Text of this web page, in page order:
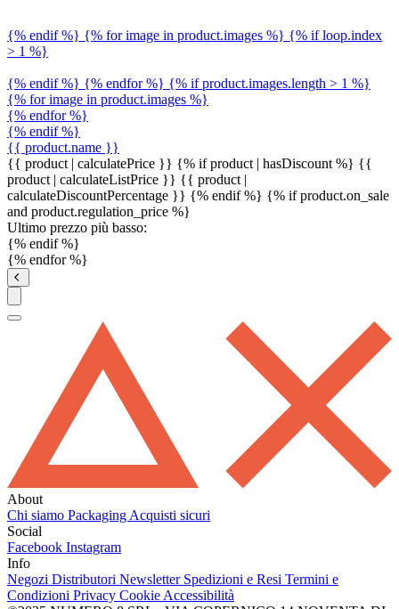
{% endif %} {% for image in product.images %} {% if loop.index
> 1 %}
{% endif %} {% endfor %} {% if product.images.length > 1 %}
{% for image in product.images %}
{% endfor %}
{% endif %}
{{ product.name }}
{{ product | calculatePrice }} {% if product | hasDiscount %} {{
product | calculateListPrice }} {{ product |
calculateDiscountPercentage }} {% endif %} {% if product.on_sale
and product.regulation_price %}
Ultimo prezzo più basso:
{% endif %}
{% endfor %}
About
Chi siamo Packaging Acquisti sicuri
Social
Facebook Instagram
Info
Negozi Distributori Newsletter Spedizioni e Resi Termini e
Condizioni Privacy Cookie Accessibilità